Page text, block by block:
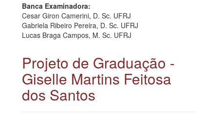
Banca Examinadora:
Cesar Giron Camerini, D. Sc. UFRJ
Gabriela Ribeiro Pereira, D. Sc. UFRJ
Lucas Braga Campos, M. Sc. UFRJ
Projeto de Graduação -
Giselle Martins Feitosa
dos Santos